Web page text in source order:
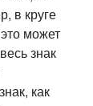
в круге
может
знак
как